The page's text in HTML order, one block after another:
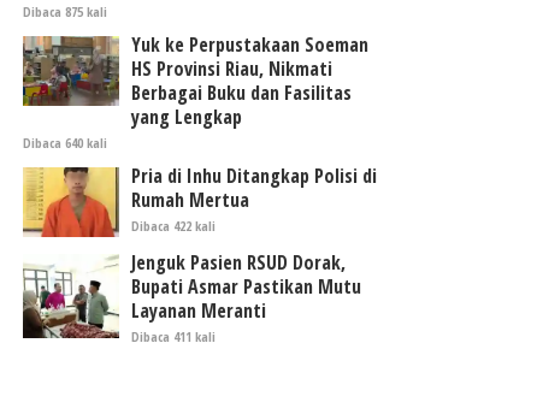
Dibaca 875 kali
Yuk ke Perpustakaan Soeman
HS Provinsi Riau, Nikmati
Berbagai Buku dan Fasilitas
yang Lengkap
Dibaca 640 kali
Pria di Inhu Ditangkap Polisi di
Rumah Mertua
Dibaca 422 kali
Jenguk Pasien RSUD Dorak,
Bupati Asmar Pastikan Mutu
Layanan Meranti
Dibaca 411 kali